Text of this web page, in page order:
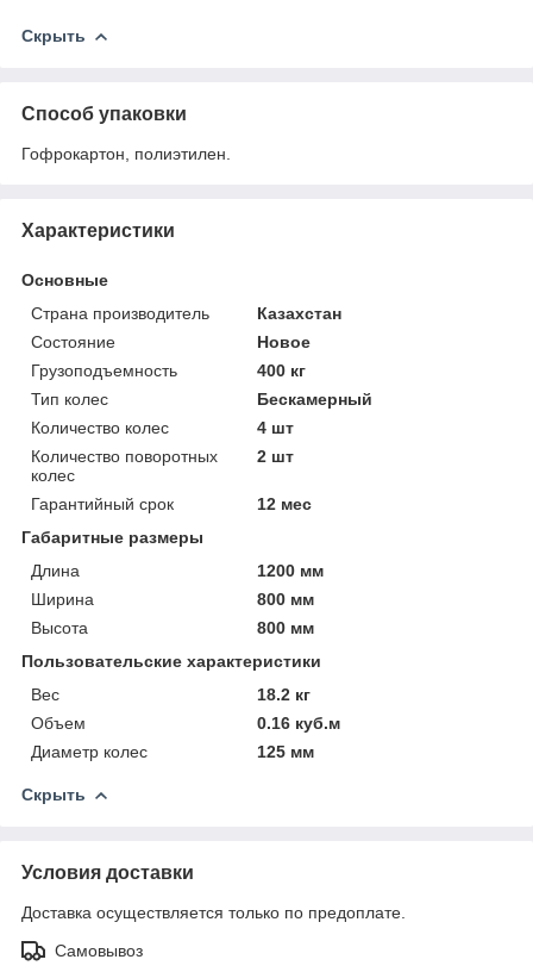
Скрыть
Способ упаковки
Гофрокартон, полиэтилен.
Характеристики
Основные
Страна производитель
Казахстан
Состояние
Новое
Грузоподъемность
400 кг
Тип колес
Бескамерный
Количество колес
4 шт
Количество поворотных
колес
2 шт
Гарантийный срок
12 мес
Габаритные размеры
Длина
1200 мм
Ширина
800 мм
Высота
800 мм
Пользовательские характеристики
Вес
18.2 кг
Объем
0.16 куб.м
Диаметр колес
125 мм
Скрыть
Условия доставки
Доставка осуществляется только по предоплате.
Самовывоз